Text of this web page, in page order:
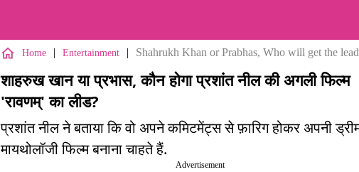
Home | Entertainment | Shahrukh Khan or Prabhas, Who will get the
शाहरुख खान या प्रभास, कौन होगा प्रशांत नील की अगली फिल्म
'रावणम्' का लीड?
प्रशांत नील ने बताया कि वो अपने कमिटमेंट्स से फ़ारिग होकर अपनी
मायथोलॉजी फिल्म बनाना चाहते हैं.
Advertisement